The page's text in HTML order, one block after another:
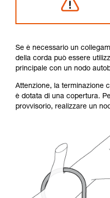
Se è necessario un
della corda può essere
principale con un nodo
Attenzione, la terminazione
è dotata di una copertura.
provvisorio, realizzare un